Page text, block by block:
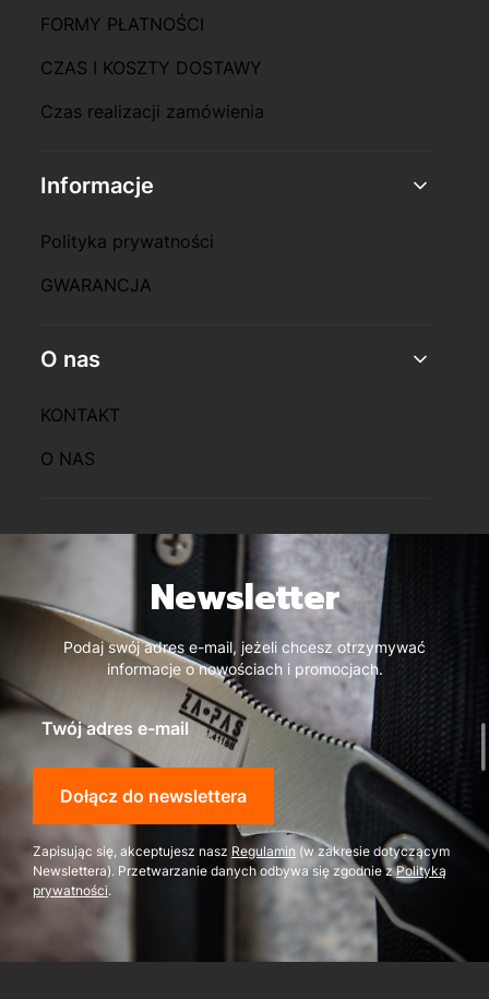
FORMY PŁATNOŚCI
CZAS I KOSZTY DOSTAWY
Czas realizacji zamówienia
Informacje
Polityka prywatności
GWARANCJA
O nas
KONTAKT
O NAS
Newsletter
Podaj swój adres e-mail, jeżeli chcesz otrzymywać
informacje o nowościach i promocjach.
Twój adres e-mail
Dołącz do newslettera
Zapisując się, akceptujesz nasz Regulamin (w zakresie dotyczącym
Newslettera). Przetwarzanie danych odbywa się zgodnie zPolityką
prywatności.